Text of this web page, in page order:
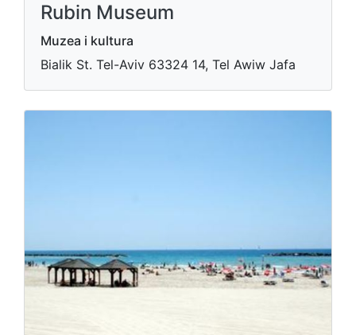
Rubin Museum
Muzea i kultura
Bialik St. Tel-Aviv​ 63324 14, Tel Awiw Jafa